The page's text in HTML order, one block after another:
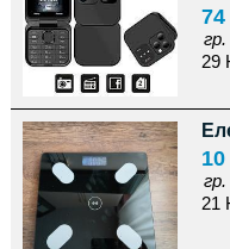
74
29
10
21